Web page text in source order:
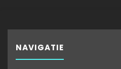
NAVIGATIE